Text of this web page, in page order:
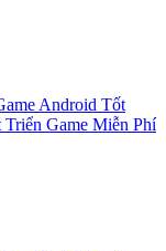
Android Tốt
Triển Game Miễn Phí